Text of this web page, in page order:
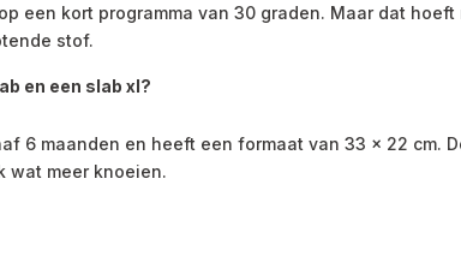
een kort programma van 30 graden. Maar dat
stof.
en een slab xl?
6 maanden en heeft een formaat van 33 x 22 cm.
wat meer knoeien.